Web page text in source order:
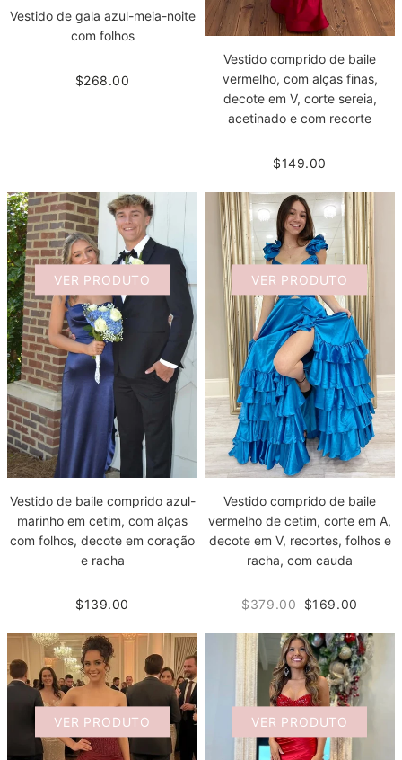
Vestido de gala azul-meia-noite
com folhos
$268.00
Vestido comprido de baile
vermelho, com alças finas,
decote em V, corte sereia,
acetinado e com recorte
$149.00
VER PRODUTO
Vestido de baile comprido azul-
marinho em cetim, com alças
com folhos, decote em coração
e racha
$139.00
VER PRODUTO
Vestido comprido de baile
vermelho de cetim, corte em A,
decote em V, recortes, folhos e
racha, com cauda
$379.00 $169.00
VER PRODUTO VER PRODUTO